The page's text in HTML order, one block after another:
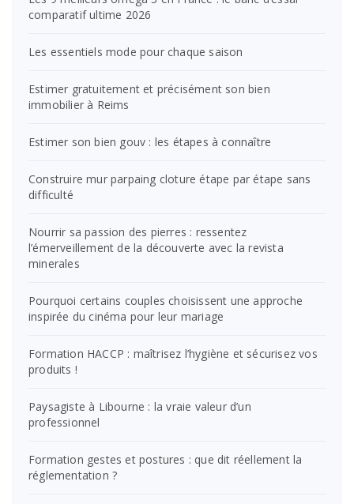
comparatif ultime 2026
Les essentiels mode pour chaque saison
Estimer gratuitement et précisément son bien
immobilier à Reims
Estimer son bien gouv : les étapes à connaître
Construire mur parpaing cloture étape par étape sans
difficulté
Nourrir sa passion des pierres : ressentez
l’émerveillement de la découverte avec la revista
minerales
Pourquoi certains couples choisissent une approche
inspirée du cinéma pour leur mariage
Formation HACCP : maîtrisez l’hygiène et sécurisez vos
produits !
Paysagiste à Libourne : la vraie valeur d’un
professionnel
Formation gestes et postures : que dit réellement la
réglementation ?